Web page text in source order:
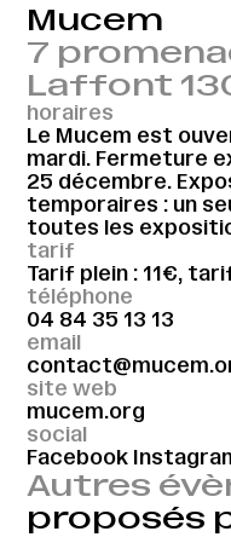
Mucem
7
Laffont
horaires
Le Mucem est
mardi. Fermeture
25 décembre.
temporaires : un
toutes les
tarif
Tarif plein : 11€,
téléphone
04 84 35 13 13
email
site web
mucem.org
social
Facebook
Autres
proposés